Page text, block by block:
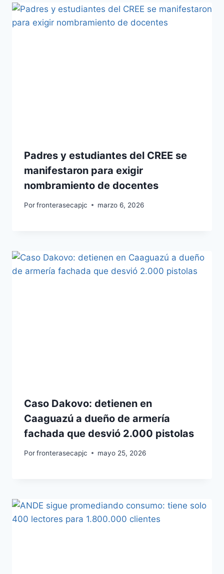
Padres y estudiantes del CREE se
manifestaron para exigir
nombramiento de docentes
Porfronterasecapjc marzo 6, 2026
Caso Dakovo: detienen en
Caaguazú a dueño de armería
fachada que desvió 2.000 pistolas
Porfronterasecapjc mayo 25, 2026